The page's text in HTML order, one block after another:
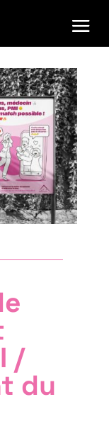
/
du